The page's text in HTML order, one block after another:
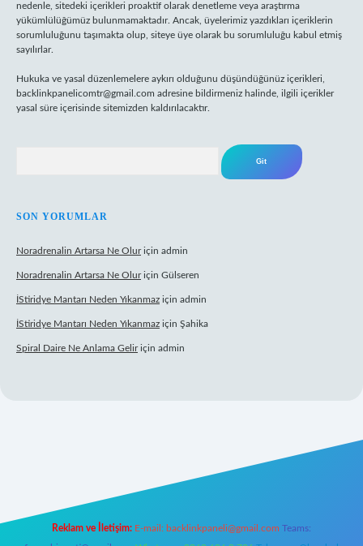
nedenle, sitedeki içerikleri proaktif olarak denetleme veya araştırma
yükümlülüğümüz bulunmamaktadır. Ancak, üyelerimiz yazdıkları içeriklerin
sorumluluğunu taşımakta olup, siteye üye olarak bu sorumluluğu kabul etmiş
sayılırlar.
Hukuka ve yasal düzenlemelere aykırı olduğunu düşündüğünüz içerikleri,
backlinkpanelicomtr@gmail.com adresine bildirmeniz halinde, ilgili içerikler
yasal süre içerisinde sitemizden kaldırılacaktır.
SON YORUMLAR
Noradrenalin Artarsa Ne Oluriçin admin
Noradrenalin Artarsa Ne Oluriçin Gülseren
İStiridye Mantarı Neden Yıkanmaz için admin
İStiridye Mantarı Neden Yıkanmaz için Şahika
Spiral Daire Ne Anlama Geliriçin admin
Reklam ve İletişim: E-mail: backlinkpaneli@gmail.com Teams: